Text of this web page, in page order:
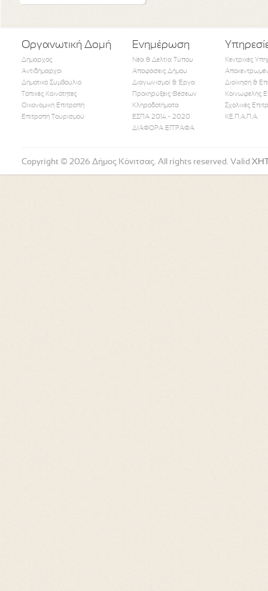
Οργανωτική Δομή
Δήμαρχος
Αντιδήμαρχοι
Δημοτικό Συμβούλιο
Τοπικές Κοινότητες
Οικονομική Επιτροπή
Επιτροπή Τουρισμού
Ενημέρωση
Νέα & Δελτία Τύπου
Αποφάσεις Δήμου
Διαγωνισμοί & Έργα
Προκηρύξεις Θέσεων
Κληροδοτήματα
ΕΣΠΑ 2014 - 2020
ΔΙΑΦΟΡΑ ΕΓΓΡΑΦΑ
Κεντρικές
Διοίκηση &
Κοινωφελής
Σχολικές
ΚΕ.Π.Α.Π.Α.
Follow Us
Copyright © 2026 Δήμος Κόνιτσας. All rights reserved. Valid